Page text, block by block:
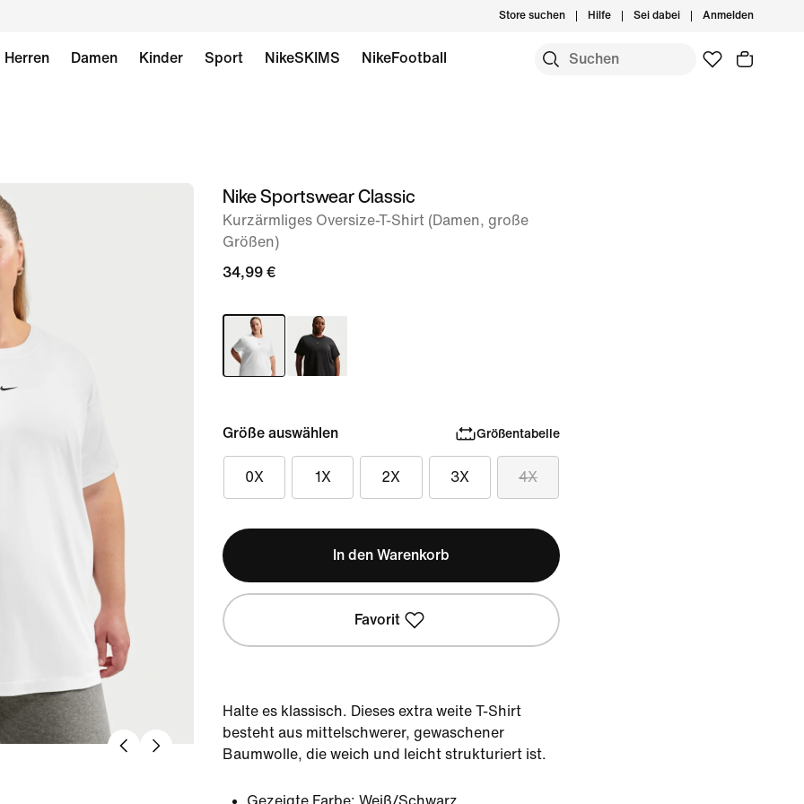
Store suchen Hilfe Sei dabei Anmelden
Herren Damen Kinder Sport NikeSKIMS NikeFootball
Bild 1Nike Sportswear Classic
Kurzärmliges Oversize-T-Shirt (Damen, große
Größen)
34,99 €
Größe auswählen Größentabelle
0X 1X 2X 3X 4X
In den Warenkorb
Favorit
Halte es klassisch. Dieses extra weite T-Shirt
besteht aus mittelschwerer, gewaschener
Baumwolle, die weich und leicht strukturiert ist.
Gezeigte Farbe: Weiß/Schwarz